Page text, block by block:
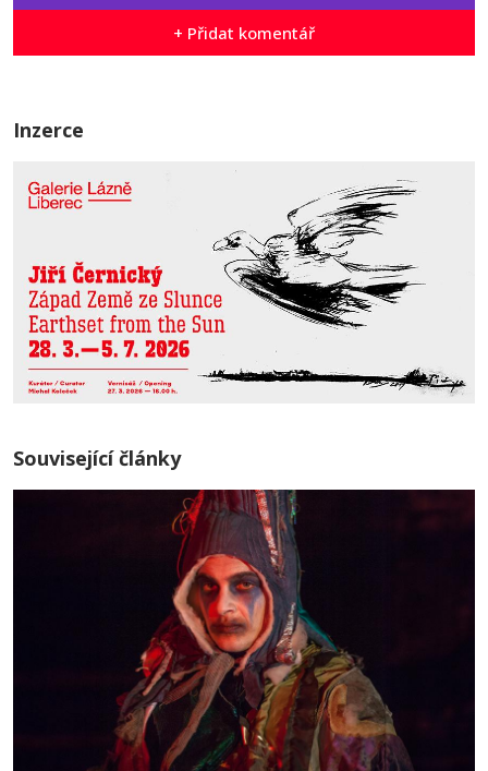
+ Přidat komentář
Inzerce
Související články